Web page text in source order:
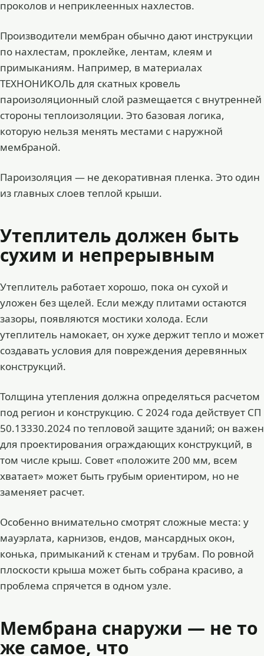
проколов и неприклеенных нахлестов.
Производители мембран обычно дают инструкции
по нахлестам, проклейке, лентам, клеям и
примыканиям. Например, в материалах
ТЕХНОНИКОЛЬ для скатных кровель
пароизоляционный слой размещается с внутренней
стороны теплоизоляции. Это базовая логика,
которую нельзя менять местами с наружной
мембраной.
Пароизоляция — не декоративная пленка. Это один
из главных слоев теплой крыши.
Утеплитель должен быть
сухим и непрерывным
Утеплитель работает хорошо, пока он сухой и
уложен без щелей. Если между плитами остаются
зазоры, появляются мостики холода. Если
утеплитель намокает, он хуже держит тепло и может
создавать условия для повреждения деревянных
конструкций.
Толщина утепления должна определяться расчетом
под регион и конструкцию. С 2024 года действует СП
50.13330.2024 по тепловой защите зданий; он важен
для проектирования ограждающих конструкций, в
том числе крыш. Совет «положите 200 мм, всем
хватает» может быть грубым ориентиром, но не
заменяет расчет.
Особенно внимательно смотрят сложные места: у
мауэрлата, карнизов, ендов, мансардных окон,
конька, примыканий к стенам и трубам. По ровной
плоскости крыша может быть собрана красиво, а
проблема спрячется в одном узле.
Мембрана снаружи — не то
же самое, что